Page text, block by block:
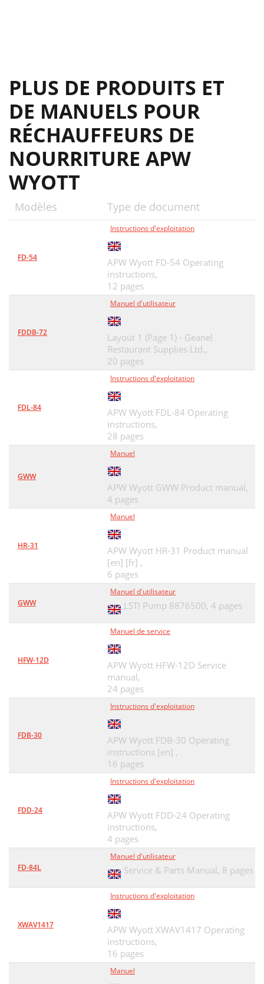
PLUS DE PRODUITS ET
DE MANUELS POUR
RÉCHAUFFEURS DE
NOURRITURE APW
WYOTT
Modèles Type de document
FD-54
Instructions d'exploitation
APW Wyott FD-54 Operating
instructions,
12 pages
FDDB-72
Manuel d'utilisateur
Layout 1 (Page 1) - Geanel
Restaurant Supplies Ltd.,
20 pages
FDL-84
Instructions d'exploitation
APW Wyott FDL-84 Operating
instructions,
28 pages
GWW
Manuel
APW Wyott GWW Product manual,
4 pages
HR-31
Manuel
APW Wyott HR-31 Product manual
[en] [fr] ,
6 pages
GWW
Manuel d'utilisateur
LSTI Pump 8876500, 4 pages
HFW-12D
Manuel de service
APW Wyott HFW-12D Service
manual,
24 pages
FDB-30
Instructions d'exploitation
APW Wyott FDB-30 Operating
instructions [en] ,
16 pages
FDD-24
Instructions d'exploitation
APW Wyott FDD-24 Operating
instructions,
4 pages
FD-84L
Manuel d'utilisateur
Service & Parts Manual, 8 pages
XWAV1417
Instructions d'exploitation
APW Wyott XWAV1417 Operating
instructions,
16 pages
Manuel